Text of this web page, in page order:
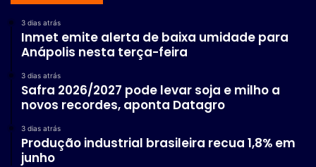
3 dias atrás
Inmet emite alerta de baixa umidade para
Anápolis nesta terça-feira
3 dias atrás
Safra 2026/2027 pode levar soja e milho a
novos recordes, aponta Datagro
3 dias atrás
Produção industrial brasileira recua 1,8% em
junho